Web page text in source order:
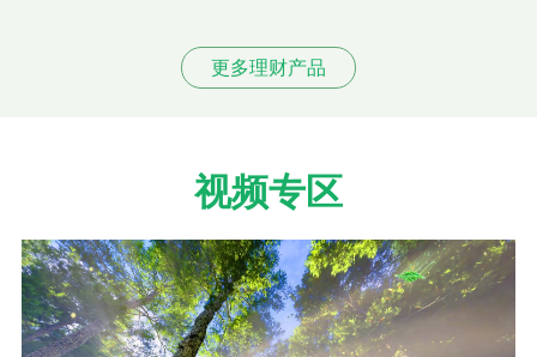
更多理财产品
视频专区